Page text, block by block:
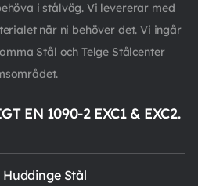
i stålväg. Vi levererar med
när ni behöver det. Vi ingår
Stål och Telge Stålcenter
EN 1090-2 EXC1 & EXC2.
Stål